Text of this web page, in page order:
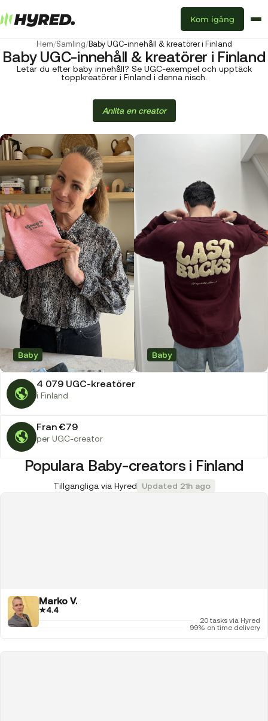
Kom igång
Hem/Samling/Baby UGC-innehåll & kreatörer i Finland
Baby UGC-innehåll & kreatörer i Finland
Letar du efter baby innehåll? Se UGC-exempel och upptäck
toppkreatörer i Finland i denna nisch.
Anlita en creator
4 079 UGC-kreatörer
i Finland
Baby Baby
Fran €79
per UGC-creator
Populara Baby-creators i Finland
Tillgangliga via Hyred Updated 21h ago
Marko V.
★4.4
20 tasks via Hyred
99% on time delivery